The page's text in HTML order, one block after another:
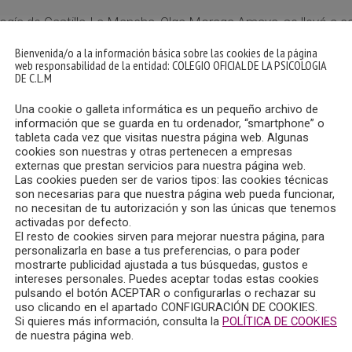
de Castilla-La Mancha, Olga Moraga Amaya, se llevó a
Talayero Sebastián, que pronunció una charla con el título
Juan Ignacio Aragonés, cuya ponencia se
en conclusiones e ideas claves acerca del papel de
y del aula de Educación Ambiental de la UCLM,
Bienvenida/o a la información básica sobre las cookies de la página
web responsabilidad de la entidad: COLEGIO OFICIAL DE LA PSICOLOGIA
DE C.L.M
Una cookie o galleta informática es un pequeño archivo de
información que se guarda en tu ordenador, “smartphone” o
tableta cada vez que visitas nuestra página web. Algunas
cookies son nuestras y otras pertenecen a empresas
externas que prestan servicios para nuestra página web.
Las cookies pueden ser de varios tipos: las cookies técnicas
son necesarias para que nuestra página web pueda funcionar,
no necesitan de tu autorización y son las únicas que tenemos
activadas por defecto.
El resto de cookies sirven para mejorar nuestra página, para
personalizarla en base a tus preferencias, o para poder
mostrarte publicidad ajustada a tus búsquedas, gustos e
intereses personales. Puedes aceptar todas estas cookies
pulsando el botón ACEPTAR o configurarlas o rechazar su
uso clicando en el apartado CONFIGURACIÓN DE COOKIES.
Si quieres más información, consulta la POLÍTICA DE COOKIES
de nuestra página web.